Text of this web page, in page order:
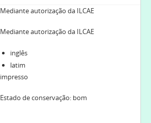
Mediante autorização da ILCAE
Mediante autorização da ILCAE
inglês
latim
impresso
Estado de conservação: bom